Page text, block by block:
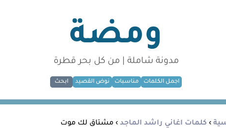
ومضة
مدونة شاملة | من كل بحر قطرة
اجمل الكلمات مناسبات نوض القصيد ابحث
› كلمات اغاني راشد الماجد › مشتاق لك موت